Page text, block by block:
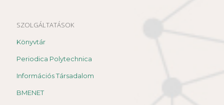
SZOLGÁLTATÁSOK
Könyvtár
Periodica Polytechnica
Információs Társadalom
BMENET